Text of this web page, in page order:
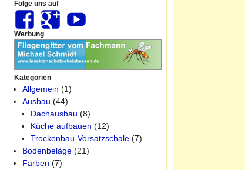
Folge uns auf
Werbung
Kategorien
Allgemein (1)
Ausbau (44)
Dachausbau (8)
Küche aufbauen (12)
Trockenbau-Vorsatzschale(7)
Bodenbeläge(21)
Farben (7)